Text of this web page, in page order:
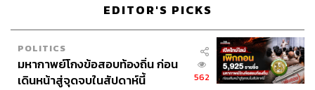
True Will
What:คุณว่าศิลปินแต่ละคนที่ประสบความสำเร็จหรือมีชื่อ
เสียงในทุกๆ วันนี้ เขาผ่านอะไรกันมาบ้าง? นิทรรศการ ‘True
Will’ นี่แหละจะเป็นตัวแทนมอบคำตอบของคำถามข้างต้นได้
EDITOR'S PICKS
POLITICS
มหากาพย์โกงข้อสอบท้องถิ่น ก่อน
เดินหน้าสู่จุดจบในสัปดาห์นี้
562